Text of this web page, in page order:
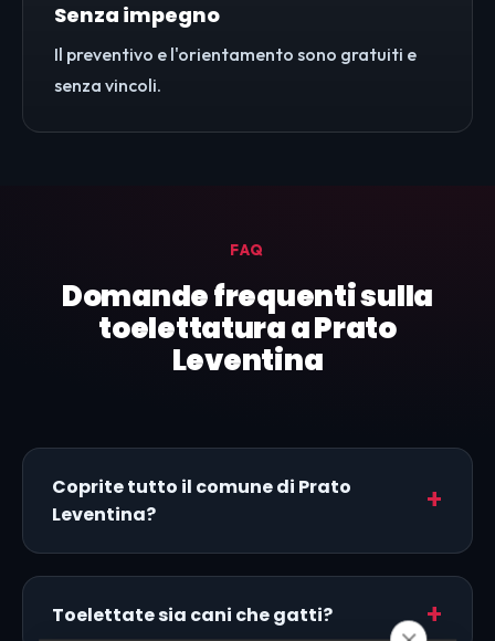
Senza impegno
Il preventivo e l'orientamento sono gratuiti e
senza vincoli.
FAQ
Domande frequenti sulla
toelettatura a Prato
Leventina
Coprite tutto il comune di Prato
Leventina?
Toelettate sia cani che gatti?